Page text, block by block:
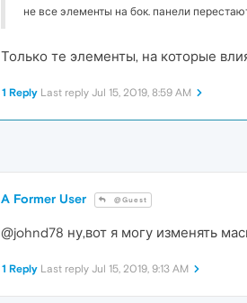
не все элементы на бок. панели
Только те элементы, на которые
1 Reply Last reply Jul 15, 2019, 8:59 AM
A Former User @Guest
@johnd78 ну,вот я могу изменять
1 Reply Last reply Jul 15, 2019, 9:13 AM